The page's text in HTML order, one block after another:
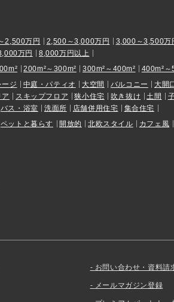
2,500万円 2,500～3,000万円 3,000～3,500万
万円
8,000万円以上
200m²～300m² 300m²～400m² 400m²～
ージ 中庭・パティオ 大空間 バルコニー 大開
スキップフロア 狭小住宅 吹き抜け 土間
バス・浴室 洗面所 店舗併用住宅
集合住宅
ペットと暮らす 開放的 北欧スタイル カフェ風
お問い合わせ・資料請
メールマガジン登録